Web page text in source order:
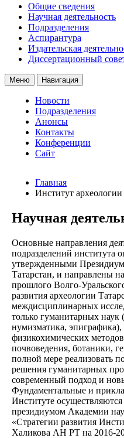
Общие сведения
Научная деятельность
Подразделения
Аспирантура
Издательская
Диссертационный
Меню Навигация
Новости
Подразделения
Анонсы
Контакты
Конференции
Сайт
Главная
Институт археологии
Научная
Основные направления
подразделений института
утвержденными
Татарстан, и направлены
прошлого Волго-
развития археологии
междисциплинарных
только гуманитарных наук
нумизматика,
физикохимических
почвоведения, ботаники,
полной мере реализовать
решения гуманитарных
современный подход и
Фундаментальные и
Институте
президиумом Академии
«Стратегии развития
Халикова АН РТ на 2016-